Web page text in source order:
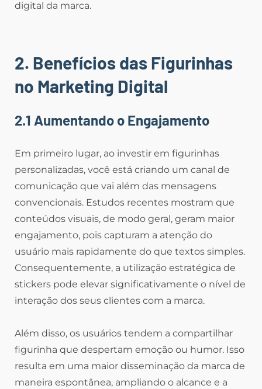
digital da marca.
2. Benefícios das Figurinhas
no Marketing Digital
2.1 Aumentando o Engajamento
Em primeiro lugar, ao investir em figurinhas
personalizadas, você está criando um canal de
comunicação que vai além das mensagens
convencionais. Estudos recentes mostram que
conteúdos visuais, de modo geral, geram maior
engajamento, pois capturam a atenção do
usuário mais rapidamente do que textos simples.
Consequentemente, a utilização estratégica de
stickers pode elevar significativamente o nível de
interação dos seus clientes com a marca.
Além disso, os usuários tendem a compartilhar
figurinha que despertam emoção ou humor. Isso
resulta em uma maior disseminação da marca de
maneira espontânea, ampliando o alcance e a